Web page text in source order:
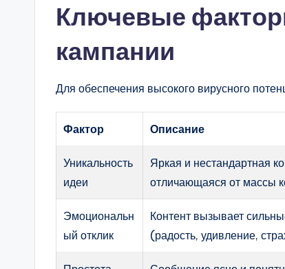
Ключевые
кампании
Для обеспечения высокого вирусного
Фактор Описание
Уникальность
идеи
Яркая и нестандартная
отличающаяся от массы
Эмоциональн
ый отклик
Контент вызывает
(радость, удивление,